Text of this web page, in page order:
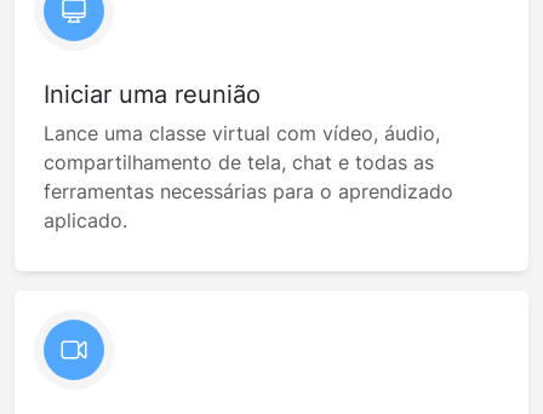
Iniciar uma reunião
Lance uma classe virtual com vídeo, áudio,
compartilhamento de tela, chat e todas as
ferramentas necessárias para o aprendizado
aplicado.